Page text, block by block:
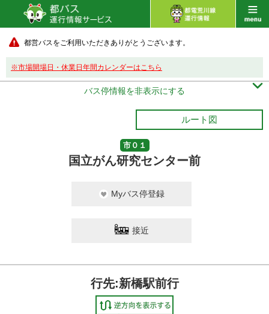
都営バスをご利用いただきありがとうございます。
※市場開場日・休業日年間カレンダーはこちら
バス停情報を非表示にする 
ルート図
市０１
国立がん研究センター前
Myバス停登録
接近
行先:新橋駅前行